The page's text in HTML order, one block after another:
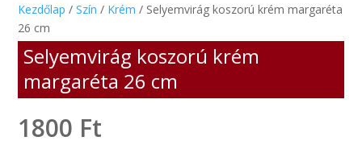
Kezdőlap /Szín / Krém / Selyemvirág koszorú krém margaréta
26 cm
Selyemvirág koszorú krém
margaréta 26 cm
1800 Ft